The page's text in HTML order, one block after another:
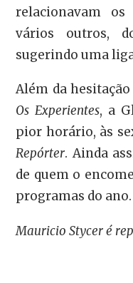
relacionavam
vários outros,
sugerindo uma
Além da
Os Experientes, a
pior horário, às
Repórter. Ainda
de quem o
programas do ano.
Mauricio Stycer é